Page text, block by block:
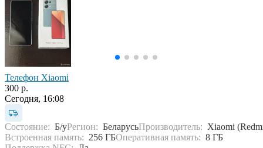
Телефон Xiaomi
300 р.
Сегодня, 16:08
Состояние: Б/уРегион: БеларусьПроизводитель: Xiaomi
Встроенная память: 256 ГБОперативная память: 8 ГБ